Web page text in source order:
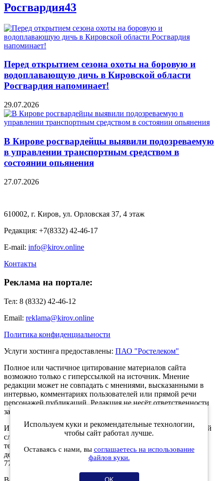
Росгвардия43
Перед открытием сезона охоты на боровую и
водоплавающую дичь в Кировской области
Росгвардия напоминает!
29.07.2026
В Кирове росгвардейцы выявили подозреваемую
в управлении транспортным средством в
состоянии опьянения
27.07.2026
610002, г. Киров, ул. Орловская 37, 4 этаж
Редакция: +7(8332) 42-46-17
E-mail: info@kirov.online
Контакты
Реклама на портале:
Тел: 8 (8332) 42-46-12
Email: reklama@kirov.online
Политика конфиденциальности
Услуги хостинга предоставлены: ПАО "Ростелеком"
Полное или частичное цитирование материалов сайта
возможно только с гиперссылкой на источник. Мнение
редакции может не совпадать с мнениями, высказанными в
интервью, комментариях пользователей или прямой речи
персонажей публикаций. Редакция не несёт ответственности
за текст комментариев читателей.
Интернет-портал Kirov.online зарегистрирован в Федеральной
службе по надзору в сфере связи, информационных
технологий и массовых коммуникаций (Роскомнадзор) 5
декабря 2019 года. Регистрационный номер ЭЛ № ФС 77 -
77189.
Используем куки и рекомендательные технологии,
чтобы сайт работал лучше.
Оставаясь с нами, вы соглашаетесь на использование
файлов куки.